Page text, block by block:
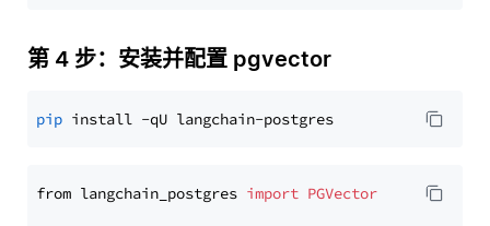
第 4 步：安装并配置 pgvector
pip
from langchain_postgres import PGVector